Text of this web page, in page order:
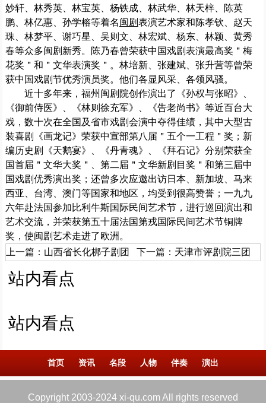
妙轩、林秀英、林宝英、杨铁成、林武华、林天梓、陈英
鹏、林亿惠、孙学榕等着名闽剧表演艺术家和陈孝钦、赵天
珠、林梦平、谢巧星、吴则文、林宏斌、杨东、林颖、黄秀
春等众多闽剧新秀。陈乃春曾荣获中国戏剧表演最高奖＂梅
花奖＂和＂文华表演奖＂。林培新、张建斌、张升营等曾荣
获中国戏剧节优秀演员奖。他们各显风采、各领风骚。
近十多年来，福州闽剧院创作演出了《孙权与张昭》、
《御前侍医》、《林则徐充军》、《告老尚书》等近百台大
戏，数十次在全国及省市戏剧会演中夺得佳绩，其中大型古
装喜剧《画龙记》荣获中宣部第八届＂五个一工程＂奖；新
编历史剧《天鹅宴》、《丹青魂》、《拜石记》分别荣获全
国首届＂文华大奖＂、第二届＂文华新剧目奖＂和第三届中
国戏剧优秀演出奖；还曾多次应邀出访日本、新加坡、马来
西亚、台湾、澳门等国家和地区，均受到很高赞誉；一九九
六年赴法国参加比利牛斯国际民间艺术节，进行巡回演出和
艺术交流，并荣获第五十届法国第戎国际民间艺术节铜牌
奖，使闽剧艺术走进了欧洲。
上一篇： 山西省长化梆子剧团 下一篇： 天津市评剧院三团
站内看点
站内看点
首页 资讯 名段 人物 伴奏 演出
Copyright 2003-2024 xi-qu.com All rights reserved